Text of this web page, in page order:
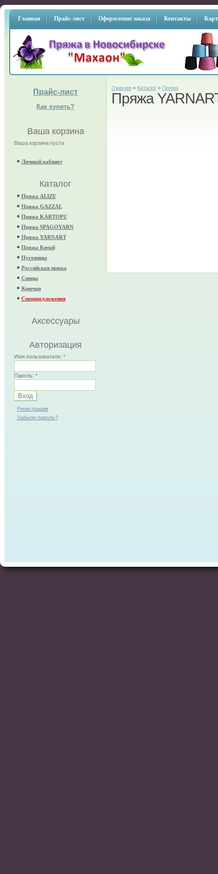
Главная Прайс-лист Оформление заказа Контакты
Прайс-лист
Как купить?
Ваша корзина
Ваша корзина пуста
Личный кабинет
Каталог
Пряжа ALIZE
Пряжа GAZZAL
Пряжа KARTOPU
Пряжа SPAGOYARN
Пряжа YARNART
Пряжа Китай
Пуговицы
Российская пряжа
Спицы
Крючки
Спецпредложения
Аксессуары
Авторизация
Имя пользователя: *
Пароль: *
Регистрация
Забыли пароль?
Главная » Каталог» Пряжа
Пряжа